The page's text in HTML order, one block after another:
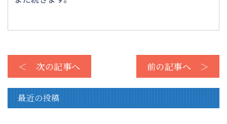
＜ 次の記事へ 前の記事へ ＞
最近の投稿